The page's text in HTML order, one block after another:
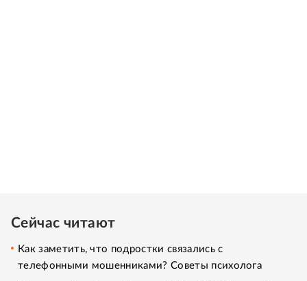
Сейчас читают
Как заметить, что подростки связались с
телефонными мошенниками? Советы психолога